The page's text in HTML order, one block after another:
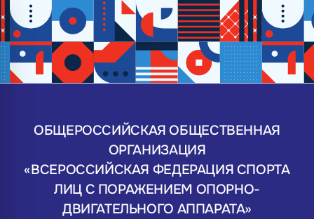
ОБЩЕРОССИЙСКАЯ ОБЩЕСТВЕННАЯ
ОРГАНИЗАЦИЯ
«ВСЕРОССИЙСКАЯ ФЕДЕРАЦИЯ СПОРТА
ЛИЦ С ПОРАЖЕНИЕМ ОПОРНО-
ДВИГАТЕЛЬНОГО АППАРАТА»